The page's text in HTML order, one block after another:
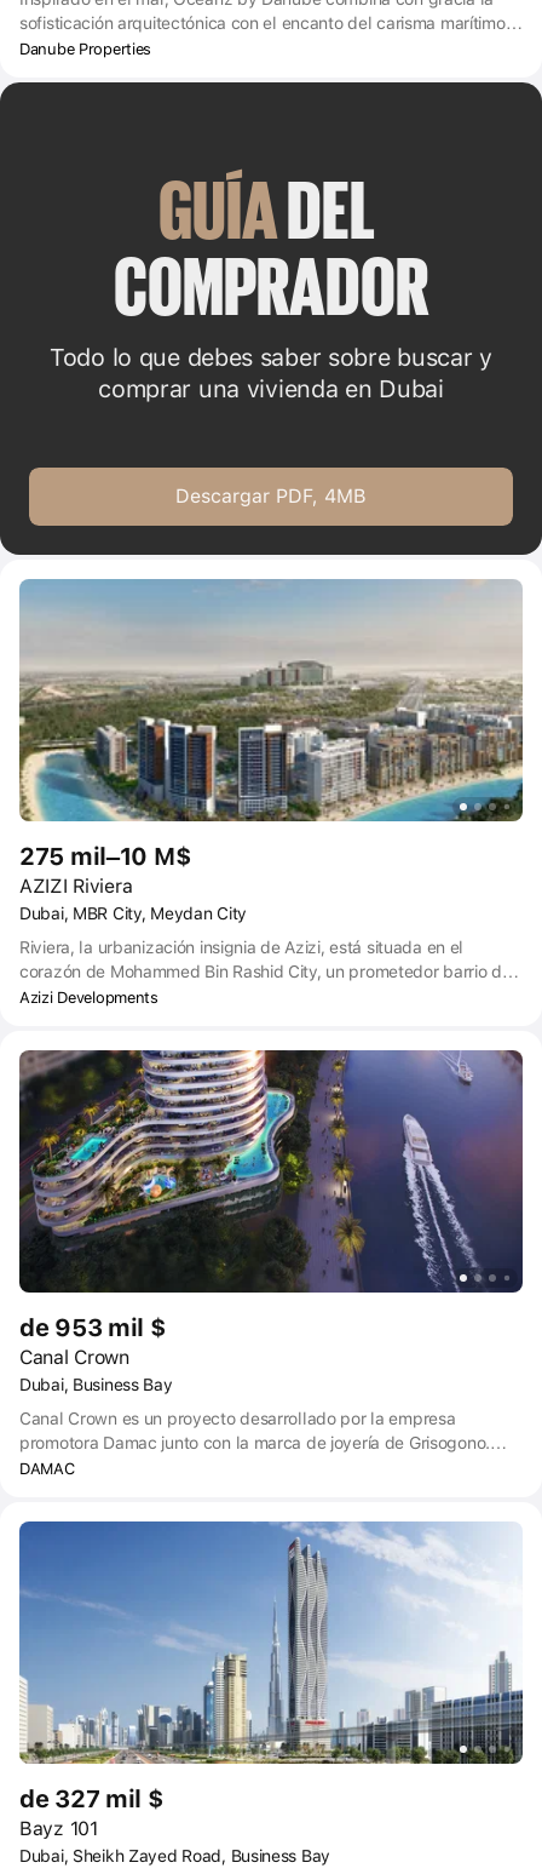
sofisticación arquitectónica con el encanto del carisma marítimo.
Situado en el corazón de la próspera comunidad de Maritime City,
Danube Properties
GUÍA DEL
COMPRADOR
Todo lo que debes saber sobre buscar y
comprar una vivienda en Dubai
Descargar PDF, 4MB
275 mil–10 M$
AZIZI Riviera
Dubai, MBR City, Meydan City
Riviera, la urbanización insignia de Azizi, está situada en el
corazón de Mohammed Bin Rashid City, un prometedor barrio de
Dubai. La propiedad está a tiro de piedra del hipódromo de
Azizi Developments
de 953 mil $
Canal Crown
Dubai, Business Bay
Canal Crown es un proyecto desarrollado por la empresa
promotora Damac junto con la marca de joyería de Grisogono.
Complejo residencial premium vista apartamentos con balcones
DAMAC
de 327 mil $
Bayz 101
Dubai, Sheikh Zayed Road, Business Bay